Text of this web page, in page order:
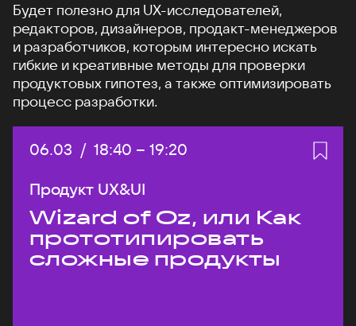
Будет полезно для UX-исследователей,
редакторов, дизайнеров, продакт-менеджеров
и разработчиков, которым интересно искать
гибкие и креативные методы для проверки
продуктовых гипотез, а также оптимизировать
процесс разработки.
Дата:
06.03 / Начало:
18:40 – Конец:
19:20
Продукт UX&UI
Wizard of Oz, или Как
прототипировать
сложные продукты